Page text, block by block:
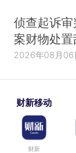
侦查起诉
案财物处
2026年08月06
财新移动
财新